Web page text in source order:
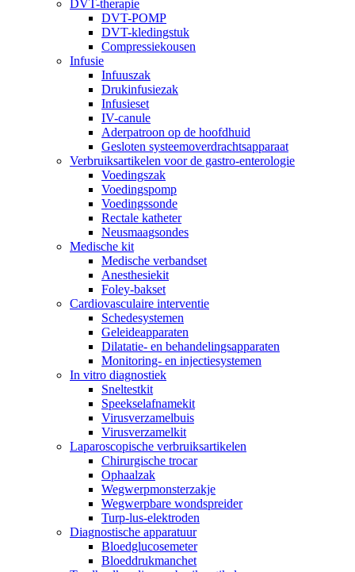
DVT-therapie
DVT-POMP
DVT-kledingstuk
Compressiekousen
Infusie
Infuuszak
Drukinfusiezak
Infusieset
IV-canule
Aderpatroon op de hoofdhuid
Gesloten systeemoverdrachtsapparaat
Verbruiksartikelen voor de gastro-enterologie
Voedingszak
Voedingspomp
Voedingssonde
Rectale katheter
Neusmaagsondes
Medische kit
Medische verbandset
Anesthesiekit
Foley-bakset
Cardiovasculaire interventie
Schedesystemen
Geleideapparaten
Dilatatie- en behandelingsapparaten
Monitoring- en injectiesystemen
In vitro diagnostiek
Sneltestkit
Speekselafnamekit
Virusverzamelbuis
Virusverzamelkit
Laparoscopische verbruiksartikelen
Chirurgische trocar
Ophaalzak
Wegwerpmonsterzakje
Wegwerpbare wondspreider
Turp-lus-elektroden
Diagnostische apparatuur
Bloedglucosemeter
Bloeddrukmanchet